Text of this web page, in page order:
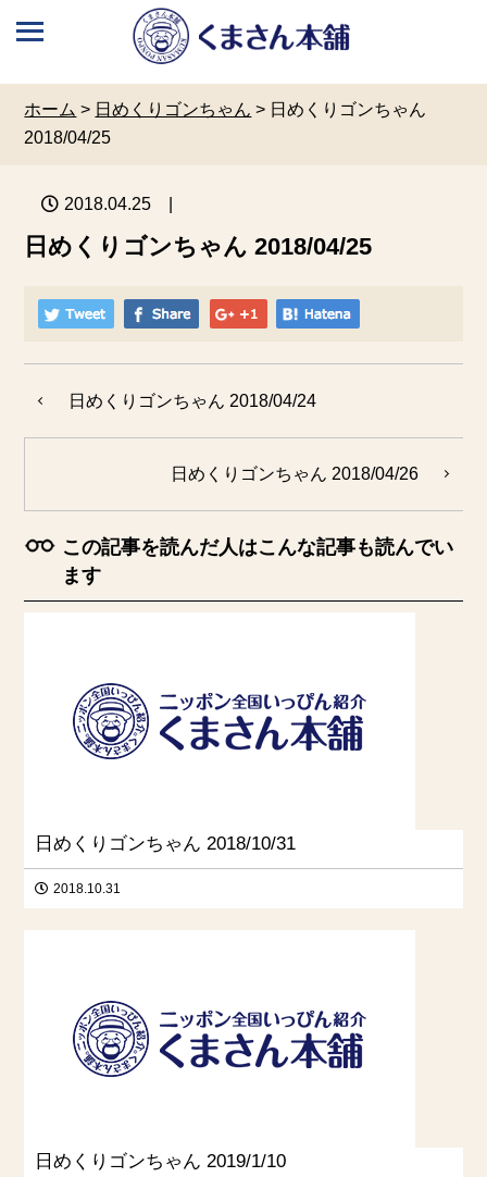
ホーム > 日めくりゴンちゃん > 日めくりゴンちゃん
2018/04/25
2018.04.25
日めくりゴンちゃん 2018/04/25
日めくりゴンちゃん 2018/04/24
日めくりゴンちゃん 2018/04/26
この記事を読んだ人はこんな記事も読んでい
ます
日めくりゴンちゃん 2018/10/31
2018.10.31
日めくりゴンちゃん 2019/1/10